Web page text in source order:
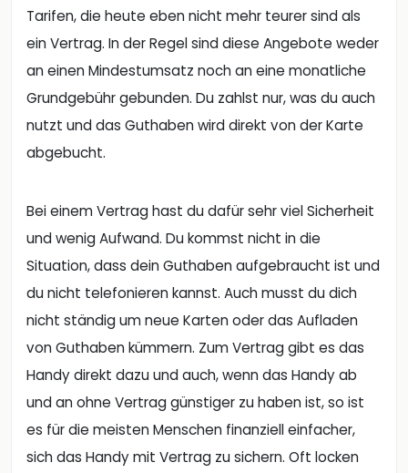
Tarifen, die heute eben nicht mehr teurer sind als
ein Vertrag. In der Regel sind diese Angebote weder
an einen Mindestumsatz noch an eine monatliche
Grundgebühr gebunden. Du zahlst nur, was du auch
nutzt und das Guthaben wird direkt von der Karte
abgebucht.
Bei einem Vertrag hast du dafür sehr viel Sicherheit
und wenig Aufwand. Du kommst nicht in die
Situation, dass dein Guthaben aufgebraucht ist und
du nicht telefonieren kannst. Auch musst du dich
nicht ständig um neue Karten oder das Aufladen
von Guthaben kümmern. Zum Vertrag gibt es das
Handy direkt dazu und auch, wenn das Handy ab
und an ohne Vertrag günstiger zu haben ist, so ist
es für die meisten Menschen finanziell einfacher,
sich das Handy mit Vertrag zu sichern. Oft locken